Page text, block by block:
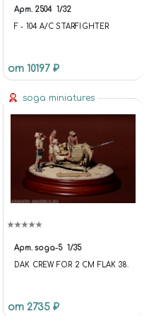
Арт. 2504 1/32
F - 104 A/C STARFIGHTER
от 10197 ₽
soga miniatures
Арт. soga-5 1/35
DAK CREW FOR 2 CM FLAK 38.
от 2735 ₽